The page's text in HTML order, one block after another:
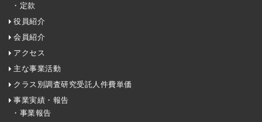
・定款
役員紹介
会員紹介
アクセス
主な事業活動
クラス別調査研究受託人件費単価
事業実績・報告
・事業報告